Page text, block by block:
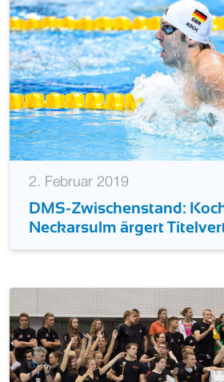
2. Februar 2019
DMS-Zwischenstand:
Neckarsulm ärgert